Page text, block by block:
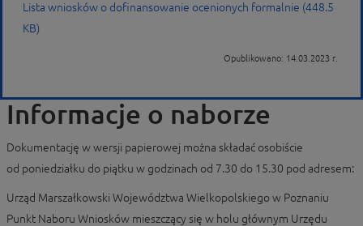
Lista wniosków o dofinansowanie ocenionych formalnie (448.5
KB)
Opublikowano: 14.03.2023 r.
Informacje o naborze
Dokumentację w wersji papierowej można składać osobiście
od poniedziałku do piątku w godzinach od 7.30 do 15.30 pod adresem:
Urząd Marszałkowski Województwa Wielkopolskiego w Poznaniu
Punkt Naboru Wniosków mieszczący się w holu głównym Urzędu